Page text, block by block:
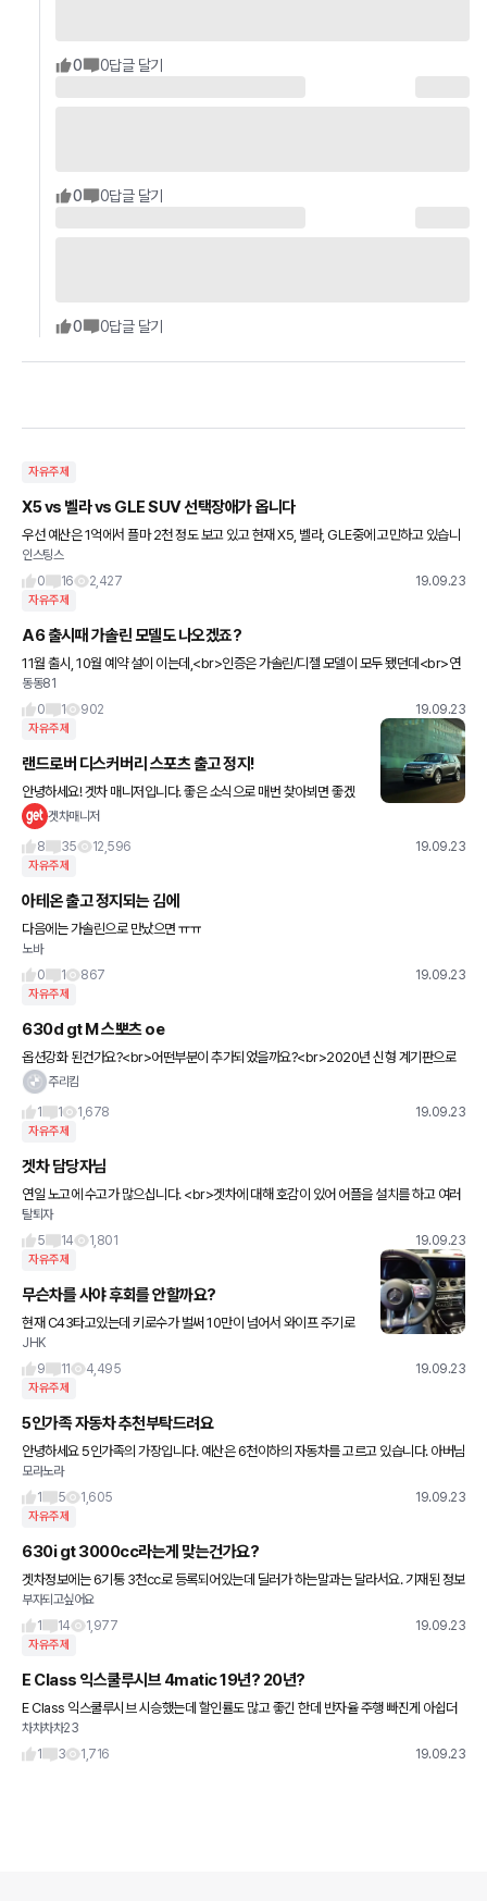
0 0답글 달기
0 0답글 달기
0 0답글 달기
자유주제
X5 vs 벨라 vs GLE SUV 선택장애가 옵니다
우선 예산은 1억에서 플마 2천 정도 보고 있고 현재 X5, 벨라, GLE중에 고민하고 있습니
다. 원래는 GLE쿱이나 X6 생각했는데 얘들은 기약이 없고, 카이옌은 13개월ㅋㅋ 기다려
야 한다고
인스팅스
0
16 2,427 19.09.23
자유주제
A6 출시때 가솔린 모델도 나오겠죠?
11월 출시, 10월 예약 설이 이는데,<br>인증은 가솔린/디젤 모델이 모두 됐던데<br>연
비는 디젤만 완료된거 같더라구요<br>10월 예약까지 얼마 안남았다면,
동동81
0
1 902 19.09.23
자유주제
랜드로버 디스커버리 스포츠 출고 정지!
안녕하세요! 겟차 매니저입니다. 좋은 소식으로 매번 찾아뵈면 좋겠
지만 ... 오늘도 출고 정지 소식입니다! 이번에는 랜드로버 디스커버리
겟차매니저
8
35 12,596 19.09.23
자유주제
아테온 출고 정지되는 김에
다음에는 가솔린으로 만났으면 ㅠㅠ
노바
0
1 867 19.09.23
자유주제
630d gt M 스뽀츠 oe
옵션강화 된건가요?<br>어떤부분이 추가되었을까요?<br>2020년 신형 계기판으로
변경된 모델은 언제 나올까요?
주리킴
1
1 1,678 19.09.23
자유주제
겟차 담당자님
연일 노고에 수고가 많으십니다. <br>겟차에 대해 호감이 있어 어플을 설치를 하고 여러
차종들을 둘러보고 게시판도 재미있게 읽고 있습니다. 견적도 1회 요청하였고 구매도 생
각 중에 있는
탈퇴자
5
14 1,801 19.09.23
자유주제
무슨차를 사야 후회를 안할까요?
현재 C43타고있는데 키로수가 벌써 10만이 넘어서 와이프 주기로
하고 차를 한대 더 사기로했습니다. 아이는 두명있습니다. 오늘 이것
JHK
9
11 4,495 19.09.23
자유주제
5인가족 자동차 추천부탁드려요
안녕하세요 5인가족의 가장입니다. 예산은 6천이하의 자동차를 고르고 있습니다. 아버님
와 저휘부부 그리고 성인같은 중딩1 성인같은 초딩 해서 5인가족입니다. 평일에는 출퇴근
용도로 사용하고 주말인 가족
모라노라
1
5 1,605 19.09.23
자유주제
630i gt 3000cc라는게 맞는건가요?
겟차정보에는 6기통 3천cc로 등록되어있는데 딜러가 하는말과는 달라서요. 기재된 정보
가 맞는건가요?
부자되고싶어요
1
14 1,977 19.09.23
자유주제
E Class 익스쿨루시브 4matic 19년? 20년?
E Class 익스쿨루시브 시승했는데 할인률도 많고 좋긴 한데 반자율 주행 빠진게 아쉽더
라구요 페이스리프트 이전 20년식은 반자율 나올런지 가격 할인율 보면 19년식 사는게
괜찮은지 아님 20년
차차차차23
1
3 1,716 19.09.23